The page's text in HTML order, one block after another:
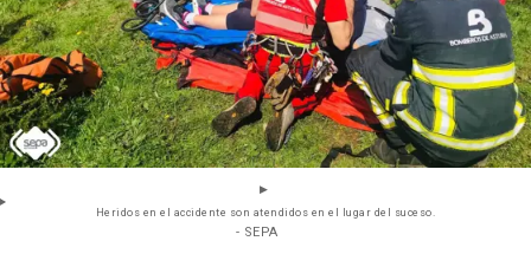
Heridos en el accidente son atendidos en el lugar del suceso.
- SEPA